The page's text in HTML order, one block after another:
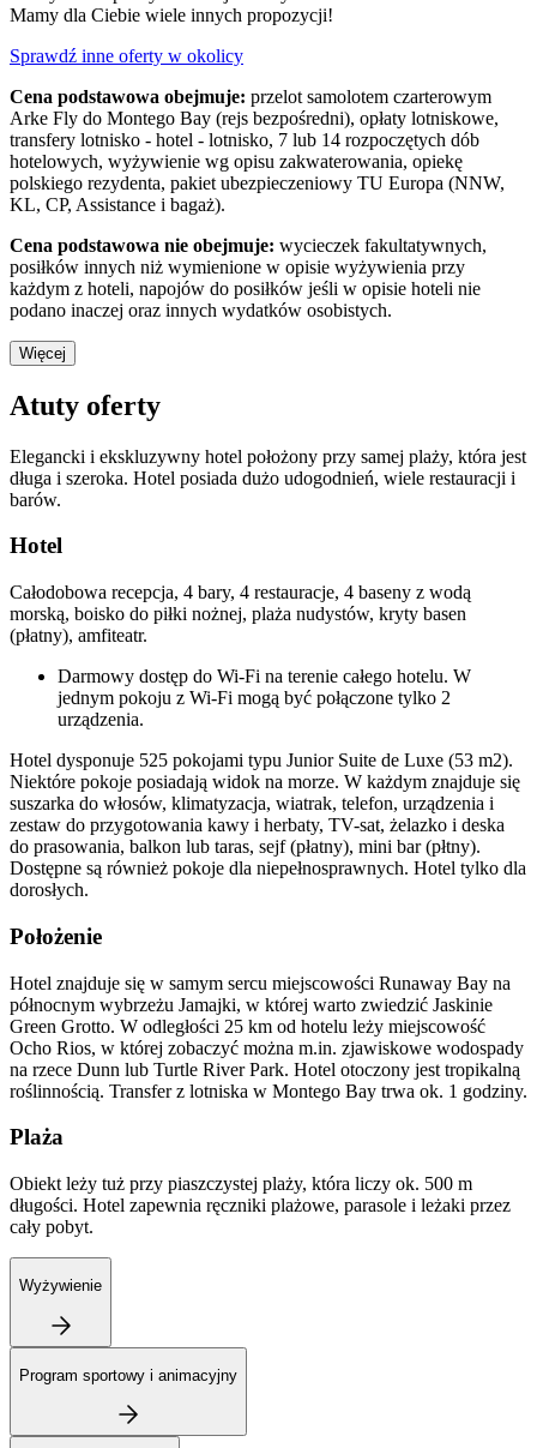
Mamy dla Ciebie wiele innych propozycji!
Sprawdź inne oferty w okolicy
Cena podstawowa obejmuje: przelot samolotem czarterowym
Arke Fly do Montego Bay (rejs bezpośredni), opłaty lotniskowe,
transfery lotnisko - hotel - lotnisko, 7 lub 14 rozpoczętych dób
hotelowych, wyżywienie wg opisu zakwaterowania, opiekę
polskiego rezydenta, pakiet ubezpieczeniowy TU Europa (NNW,
KL, CP, Assistance i bagaż).
Cena podstawowa nie obejmuje: wycieczek fakultatywnych,
posiłków innych niż wymienione w opisie wyżywienia przy
każdym z hoteli, napojów do posiłków jeśli w opisie hoteli nie
podano inaczej oraz innych wydatków osobistych.
Więcej
Atuty oferty
Elegancki i ekskluzywny hotel położony przy samej plaży, która jest
długa i szeroka. Hotel posiada dużo udogodnień, wiele restauracji i
barów.
Hotel
Całodobowa recepcja, 4 bary, 4 restauracje, 4 baseny z wodą
morską, boisko do piłki nożnej, plaża nudystów, kryty basen
(płatny), amfiteatr.
Darmowy dostęp do Wi-Fi na terenie całego hotelu. W
jednym pokoju z Wi-Fi mogą być połączone tylko 2
urządzenia.
Hotel dysponuje 525 pokojami typu Junior Suite de Luxe (53 m2).
Niektóre pokoje posiadają widok na morze. W każdym znajduje się
suszarka do włosów, klimatyzacja, wiatrak, telefon, urządzenia i
zestaw do przygotowania kawy i herbaty, TV-sat, żelazko i deska
do prasowania, balkon lub taras, sejf (płatny), mini bar (płtny).
Dostępne są również pokoje dla niepełnosprawnych. Hotel tylko dla
dorosłych.
Położenie
Hotel znajduje się w samym sercu miejscowości Runaway Bay na
północnym wybrzeżu Jamajki, w której warto zwiedzić Jaskinie
Green Grotto. W odległości 25 km od hotelu leży miejscowość
Ocho Rios, w której zobaczyć można m.in. zjawiskowe wodospady
na rzece Dunn lub Turtle River Park. Hotel otoczony jest tropikalną
roślinnością. Transfer z lotniska w Montego Bay trwa ok. 1 godziny.
Plaża
Obiekt leży tuż przy piaszczystej plaży, która liczy ok. 500 m
długości. Hotel zapewnia ręczniki plażowe, parasole i leżaki przez
cały pobyt.
Wyżywienie
Program sportowy i animacyjny